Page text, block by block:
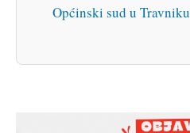
Općinski sud u Travniku